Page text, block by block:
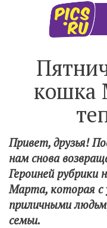
кошка
Привет, друзья!
нам снова
Героиней рубрики
Марта, которая с
приличными
семьи.